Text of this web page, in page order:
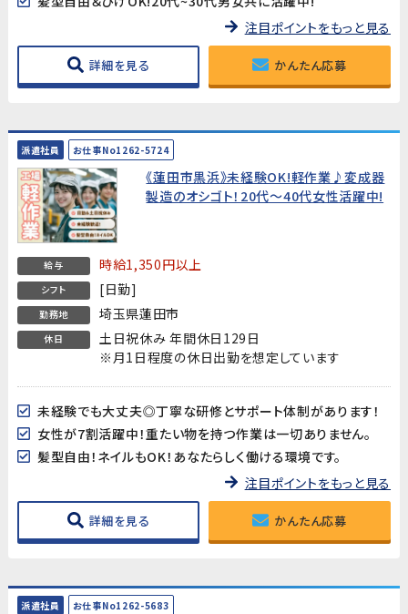
注目ポイントをもっと見る
詳細を見る かんたん応募
派遣社員 お仕事No1262-5724
《蓮田市黒浜》未経験OK!軽作業♪変成器
製造のオシゴト！20代～40代女性活躍中!
給与 時給1,350円以上
シフト [日勤]
勤務地 埼玉県蓮田市
休日
土日祝休み 年間休日129日
※月1日程度の休日出勤を想定しています
未経験でも大丈夫◎丁寧な研修とサポート体制があります！
女性が7割活躍中！重たい物を持つ作業は一切ありません。
髪型自由！ネイルもOK！あなたらしく働ける環境です。
注目ポイントをもっと見る
詳細を見る かんたん応募
派遣社員 お仕事No1262-5683